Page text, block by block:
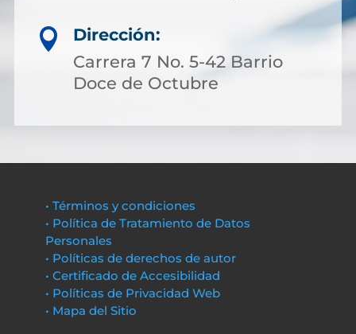

Dirección:
Carrera 7 No. 5-42 Barrio
Doce de Octubre
• Términos y condiciones
• Política de Tratamiento de Datos
Personales
• Políticas de derechos de autor
• Certificado de Accesibilidad
• Políticas de Privacidad Web
• Mapa del Sitio